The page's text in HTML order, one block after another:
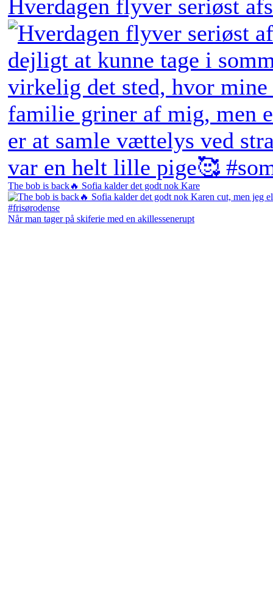
Hverdagen flyver seriøst
The bob is back🔥 Sofia kalder det godt nok Kare
Når man tager på skiferie med en akillessenerupt